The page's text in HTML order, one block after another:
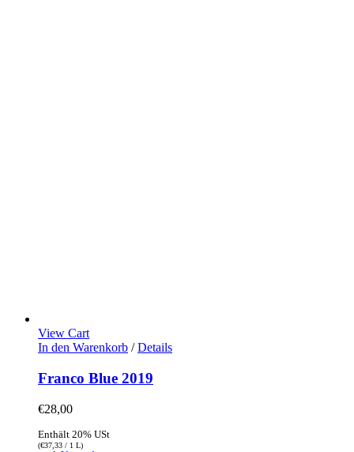
View Cart
In den Warenkorb / Details
Franco Blue 2019
€28,00
Enthält 20% USt
(€37,33 / 1 L)